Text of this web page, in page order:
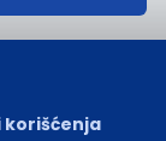
korišćenja